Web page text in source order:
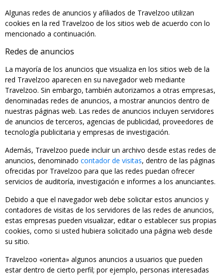
Algunas redes de anuncios y afiliados de Travelzoo utilizan
cookies en la red Travelzoo de los sitios web de acuerdo con lo
mencionado a continuación.
Redes de anuncios
La mayoría de los anuncios que visualiza en los sitios web de la
red Travelzoo aparecen en su navegador web mediante
Travelzoo. Sin embargo, también autorizamos a otras empresas,
denominadas redes de anuncios, a mostrar anuncios dentro de
nuestras páginas web. Las redes de anuncios incluyen servidores
de anuncios de terceros, agencias de publicidad, proveedores de
tecnología publicitaria y empresas de investigación.
Además, Travelzoo puede incluir un archivo desde estas redes de
anuncios, denominado contador de visitas, dentro de las páginas
ofrecidas por Travelzoo para que las redes puedan ofrecer
servicios de auditoría, investigación e informes a los anunciantes.
Debido a que el navegador web debe solicitar estos anuncios y
contadores de visitas de los servidores de las redes de anuncios,
estas empresas pueden visualizar, editar o establecer sus propias
cookies, como si usted hubiera solicitado una página web desde
su sitio.
Travelzoo «orienta» algunos anuncios a usuarios que pueden
estar dentro de cierto perfil; por ejemplo, personas interesadas